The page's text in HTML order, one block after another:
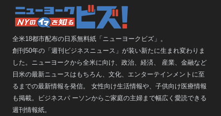
全米18都市配布の日系無料紙「ニューヨークビズ」。
創刊50年の「週刊ビジネスニュース」が装い新たに生まれ変わりま
した。ニューヨークから全米に向け、政治、経済、 産業、金融など
日米の最新ニュースはもちろん、文化、エンターテインメントに至
るまでの最新情報を発信。 女性向け生活情報や、子供向け医療情報
も掲載。ビジネスパ ーソンからご家庭の主婦まで幅広く愛読できる
週刊情報紙。